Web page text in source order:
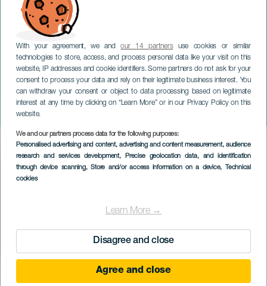
With your agreement, we andour 14 partnersuse cookies or similar
technologies to store, access, and process personal data like your visit on this
website, IP addresses and cookie identifiers. Some partners do not ask for your
consent to process your data and rely on their legitimate business interest. You
can withdraw your consent or object to data processing based on legitimate
interest at any time by clicking on “Learn More” or in our Privacy Policy on this
website.
We and our partners process data for the following purposes:
Personalised advertising and content, advertising and content measurement, audience
research and services development, Precise geolocation data, and identification
through device scanning, Store and/or access information on a device, Technical
cookies
Learn More →
Disagree and close
Agree and close
Joana Serrat na koncertě
LANZAROTE
Imagen
Listado